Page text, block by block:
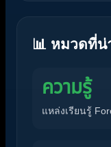
📊 หมวดที่น่
ความรู้
แหล่งเรียนรู้